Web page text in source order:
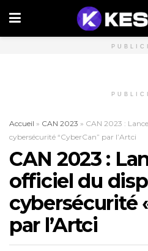
Accueil » CAN 2023 » CAN 2023 :
cybersécurité “CyberCan” par l’Artci
CAN 2023 :
officiel du
cybersécurité
par l’Artci